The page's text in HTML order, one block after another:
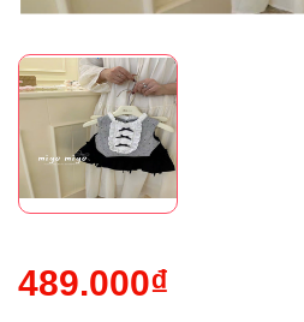
489.000₫
Ngày hết hạn: